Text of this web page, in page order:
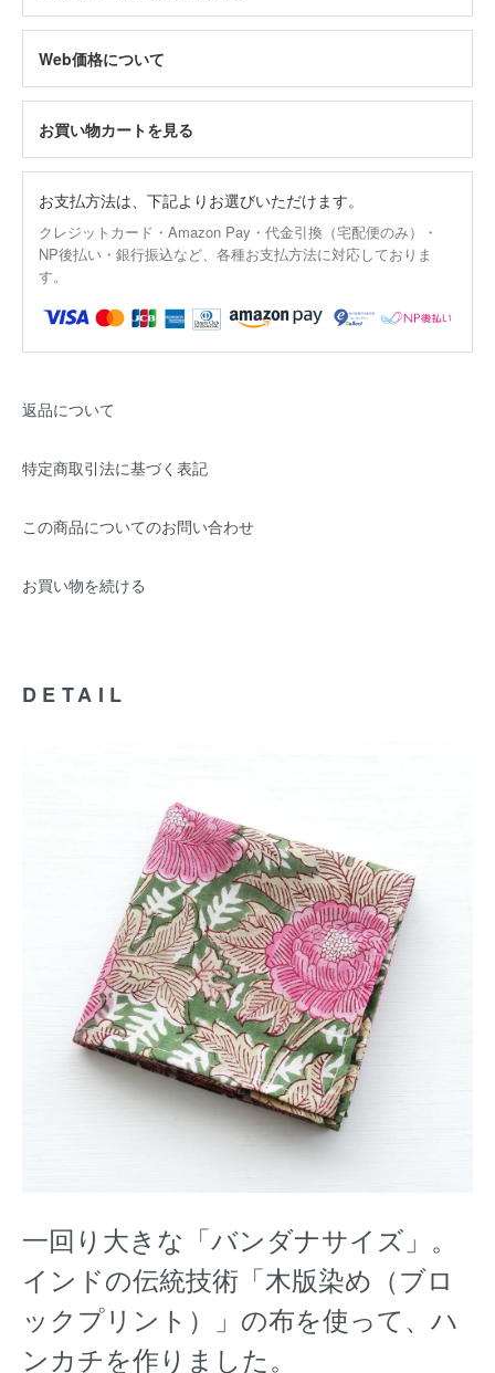
Web価格について
お買い物カートを見る
お支払方法は、下記よりお選びいただけます。
クレジットカード・Amazon Pay・代金引換（宅配便のみ）・
NP後払い・銀行振込など、各種お支払方法に対応しておりま
す。
返品について
特定商取引法に基づく表記
この商品についてのお問い合わせ
お買い物を続ける
DETAIL
一回り大きな「バンダナサイズ」。
インドの伝統技術「木版染め（ブロ
ックプリント）」の布を使って、ハ
ンカチを作りました。